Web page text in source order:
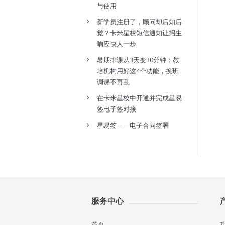
与使用
新学员注册了，顾问却后知后
觉？卡米星校短信通知让招生
响应快人一步
暑期排课从3天变30分钟：教
培机构用好这4个功能，换班
调课不再乱
在卡米星校中开通并完成星易
签电子签对接
星易签——电子合同签署
服务中心